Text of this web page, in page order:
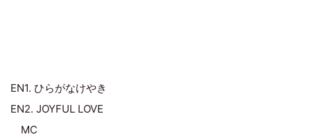
EN1. ひらがなけやき
EN2. JOYFUL LOVE
MC